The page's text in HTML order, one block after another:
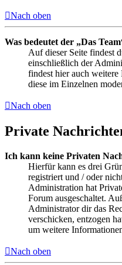
Nach oben
Was bedeutet der „Das
Auf dieser Seite findest
einschließlich der
findest hier auch
diese im Einzelnen
Nach oben
Private
Ich kann keine Privaten
Hierfür kann es drei
registriert und / oder
Administration hat
Forum ausgeschaltet.
Administrator dir das
verschicken, entzogen
um weitere
Nach oben